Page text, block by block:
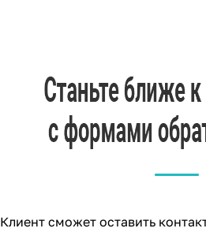
Клиент сможет оставить